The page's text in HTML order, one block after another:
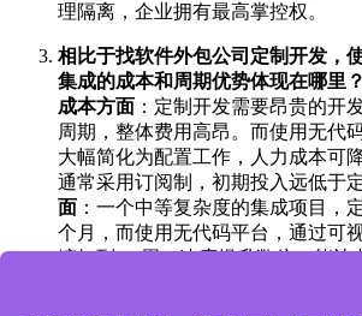
理隔离，企业拥有最高掌控权。
相比于找软件外包公司定制开发，
集成的成本和周期优势体现在哪里？
成本方面 ：定制开发需要昂贵的开
周期，整体费用高昂。而使用无代
大幅简化为配置工作，人力成本可
通常采用订阅制，初期投入远低于
面 ：一个中等复杂度的集成项目，
个月，而使用无代码平台，通过可
缩短到1-2周，速度提升数倍，能让
：定制开发的代